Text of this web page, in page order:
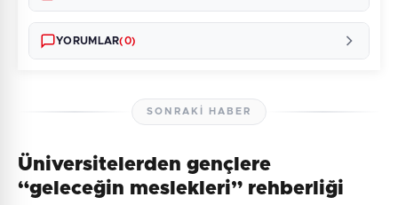
YORUMLAR(0)
Henüz yorum yapılmamış. İlk yorumu siz yapın!
SONRAKI HABER
Üniversitelerden gençlere
“geleceğin meslekleri” rehberliği